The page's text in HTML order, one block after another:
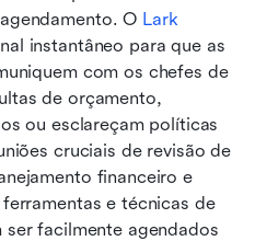
O Lark
instantâneo para que as
com os chefes de
de orçamento,
ou esclareçam políticas
cruciais de revisão de
financeiro e
e técnicas de
facilmente agendados